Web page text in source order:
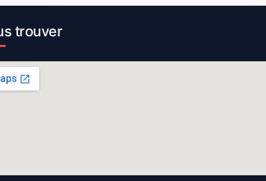
trouver